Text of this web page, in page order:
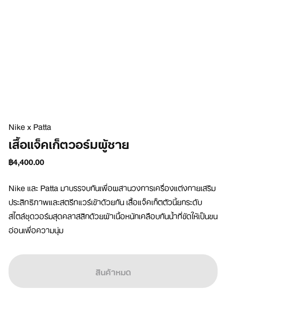
Nike x Patta
เสื้อแจ็คเก็ตวอร์มผู้ชาย
฿4,400.00
Nike และ Patta มาบรรจบกันเพื่อผสานวงการเครื่องแต่งกายเสริม
ประสิทธิภาพและสตรีทแวร์เข้าด้วยกัน เสื้อแจ็คเก็ตตัวนี้ยกระดับ
สไตล์ชุดวอร์มสุดคลาสสิกด้วยผ้าเนื้อหนักเคลือบกันน้ำที่ขัดให้เป็นขน
อ่อนเพื่อความนุ่ม
สินค้าหมด